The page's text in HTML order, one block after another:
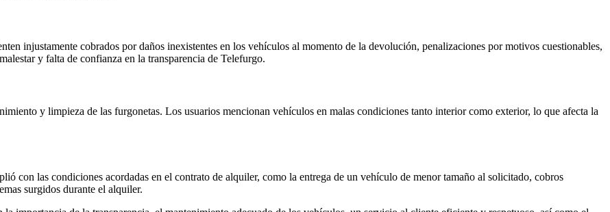
injustamente cobrados por daños inexistentes en los vehículos al momento de la devolución, penalizaciones por motivos cuestionables,
y falta de confianza en la transparencia de Telefurgo.
y limpieza de las furgonetas. Los usuarios mencionan vehículos en malas condiciones tanto interior como exterior, lo que afecta la
con las condiciones acordadas en el contrato de alquiler, como la entrega de un vehículo de menor tamaño al solicitado, cobros
surgidos durante el alquiler.